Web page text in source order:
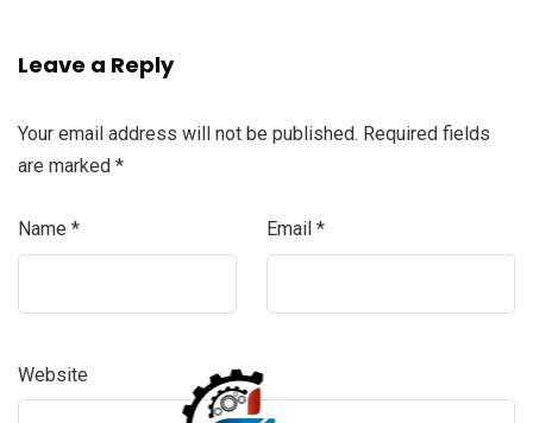
Leave a Reply
Your email address will not be published. Required fields
are marked *
Name * Email *
Website